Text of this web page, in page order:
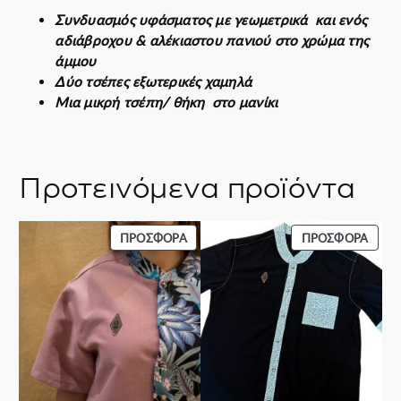
z
a
h
i
ο
ό
τ
η
Συνδυασμός υφάσματος με γεωμετρικά και ενός
αδιάβροχου & αλέκιαστου πανιού στο χρώμα της
άμμου
Δύο τσέπες εξωτερικές χαμηλά
Μια μικρή τσέπη/ θήκη στο μανίκι
Προτεινόμενα προϊόντα
ΠΡΟΣΦΟΡΆΠΡΟΪΌΝ
ΣΕ
ΠΡΟΣΦΟΡΆ
ΠΡΟΣΦΟΡΆ
ΣΕ